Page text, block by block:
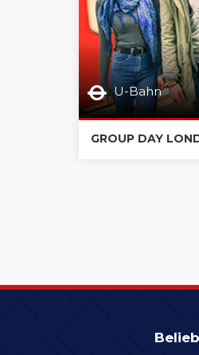
U-Bahn
GROUP DAY